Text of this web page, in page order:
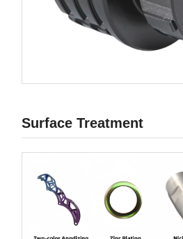
Surface Treatment